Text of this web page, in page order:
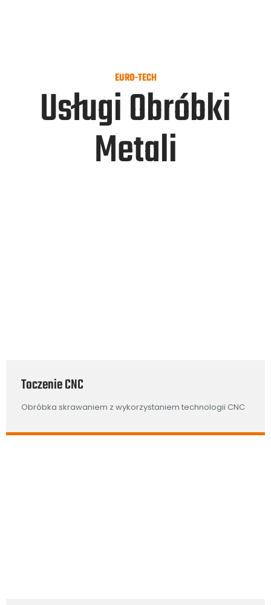
EURO-TECH
Usługi Obróbki
Metali
Toczenie CNC
Obróbka skrawaniem z wykorzystaniem technologii CNC